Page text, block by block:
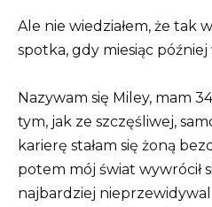
Ale nie wiedziałem, że tak
spotka, gdy miesiąc
Nazywam się Miley, mam
tym, jak ze szczęśliwej,
karierę stałam się żoną
potem mój świat wywrócił
najbardziej